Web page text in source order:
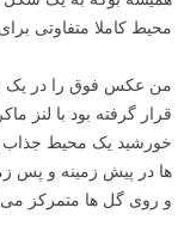
علاقه دارند، سوژه به
سوژه متمرکز می شود.
عکس فوق تصویری است
زار با
عمق میدان کاهش پیدا